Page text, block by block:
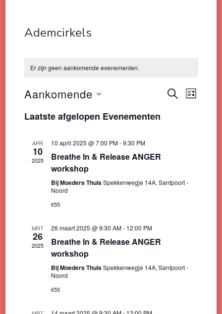
Ademcirkels
Er zijn geen aankomende evenementen.
ZOEKEN
LIJST
Aankomende
datum.
Laatste afgelopen Evenementen
APR
10
2025
10 april 2025 @ 7:00 PM-9:30 PM
Breathe In & Release ANGER
workshop
Bij Moeders ThuisSpekkenwegje 14A, Santpoort -
Noord
€55
MRT
26
2025
26 maart 2025 @ 9:30 AM- 12:00 PM
Breathe In & Release ANGER
workshop
Bij Moeders ThuisSpekkenwegje 14A, Santpoort -
Noord
€55